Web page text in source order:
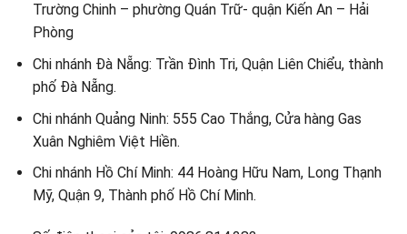
Trường Chinh – phường Quán Trữ- quận Kiến An – Hải
Phòng
Chi nhánh Đà Nẵng: Trần Đình Tri, Quận Liên Chiểu, thành
phố Đà Nẵng.
Chi nhánh Quảng Ninh: 555 Cao Thắng, Cửa hàng Gas
Xuân Nghiêm Việt Hiền.
Chi nhánh Hồ Chí Minh: 44 Hoàng Hữu Nam, Long Thạnh
Mỹ, Quận 9, Thành phố Hồ Chí Minh.